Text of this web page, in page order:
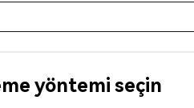
yöntemi seçin